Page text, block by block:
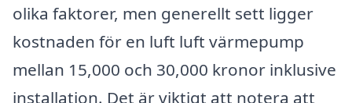
olika faktorer, men generellt sett ligger
kostnaden för en luft luft värmepump
mellan 15,000 och 30,000 kronor inklusive
installation. Det är viktigt att notera att